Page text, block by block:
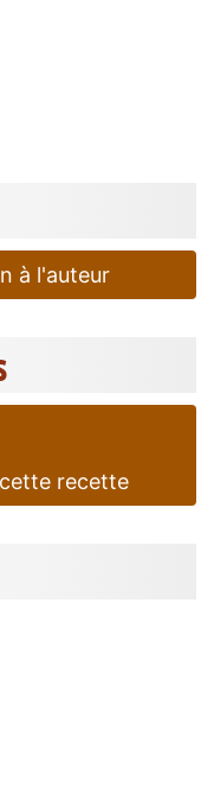
à l'auteur
recette